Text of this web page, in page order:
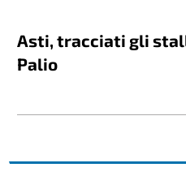
Asti, tracciati gli
Palio